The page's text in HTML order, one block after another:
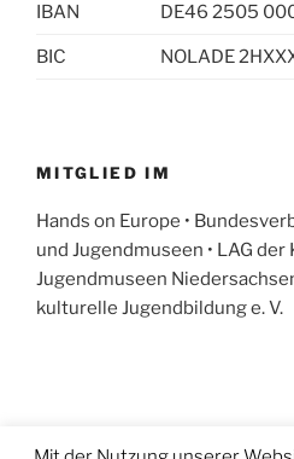
IBAN DE46 2505
BIC NOLADE
MITGLIED IM
Hands on Europe •
und Jugendmuseen • LAG der
Jugendmuseen
kulturelle Jugendbildung e. V.
Das Das